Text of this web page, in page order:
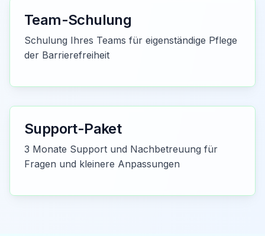
Team-Schulung
Schulung Ihres Teams für eigenständige Pflege
der Barrierefreiheit
Support-Paket
3 Monate Support und Nachbetreuung für
Fragen und kleinere Anpassungen